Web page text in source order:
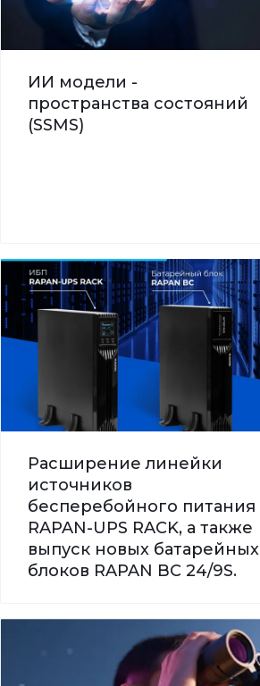
ИИ модели -
пространства состояний
(SSMS)
Расширение линейки
источников
бесперебойного питания
RAPAN-UPS RACK, а также
выпуск новых батарейных
блоков RAPAN BC 24/9S.